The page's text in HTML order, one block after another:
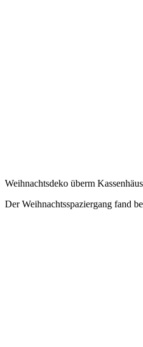
Weihnachtsdeko überm
Der Weihnachtsspaziergang fand